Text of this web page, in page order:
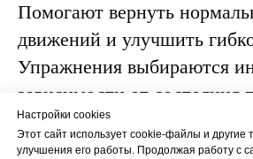
Помогают вернуть
движений и улучшить
Упражнения выбираются
зависимости от состояния
-укрепление мышц
Специально подобранные
Настройки cookies
Этот сайт использует cookie-файлы и другие
улучшения его работы. Продолжая работу с